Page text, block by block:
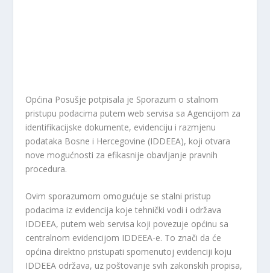
Općina Posušje potpisala je Sporazum o stalnom
pristupu podacima putem web servisa sa Agencijom za
identifikacijske dokumente, evidenciju i razmjenu
podataka Bosne i Hercegovine (IDDEEA), koji otvara
nove mogućnosti za efikasnije obavljanje pravnih
procedura.
Ovim sporazumom omogućuje se stalni pristup
podacima iz evidencija koje tehnički vodi i održava
IDDEEA, putem web servisa koji povezuje općinu sa
centralnom evidencijom IDDEEA-e. To znači da će
općina direktno pristupati spomenutoj evidenciji koju
IDDEEA održava, uz poštovanje svih zakonskih propisa,